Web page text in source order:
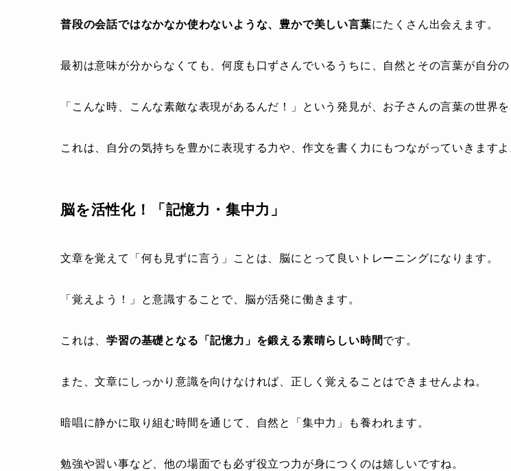
普段の会話ではなかなか使わないような、豊かで美しい言葉にたくさん出会えます。
最初は意味が分からなくても、何度も口ずさんでいるうちに、自然とその言葉が自分の
「こんな時、こんな素敵な表現があるんだ！」という発見が、お子さんの言葉の世界を
これは、自分の気持ちを豊かに表現する力や、作文を書く力にもつながっていきますよ
脳を活性化！「記憶力・集中力」
文章を覚えて「何も見ずに言う」ことは、脳にとって良いトレーニングになります。
「覚えよう！」と意識することで、脳が活発に働きます。
これは、学習の基礎となる「記憶力」を鍛える素晴らしい時間です。
また、文章にしっかり意識を向けなければ、正しく覚えることはできませんよね。
暗唱に静かに取り組む時間を通じて、自然と「集中力」も養われます。
勉強や習い事など、他の場面でも必ず役立つ力が身につくのは嬉しいですね。